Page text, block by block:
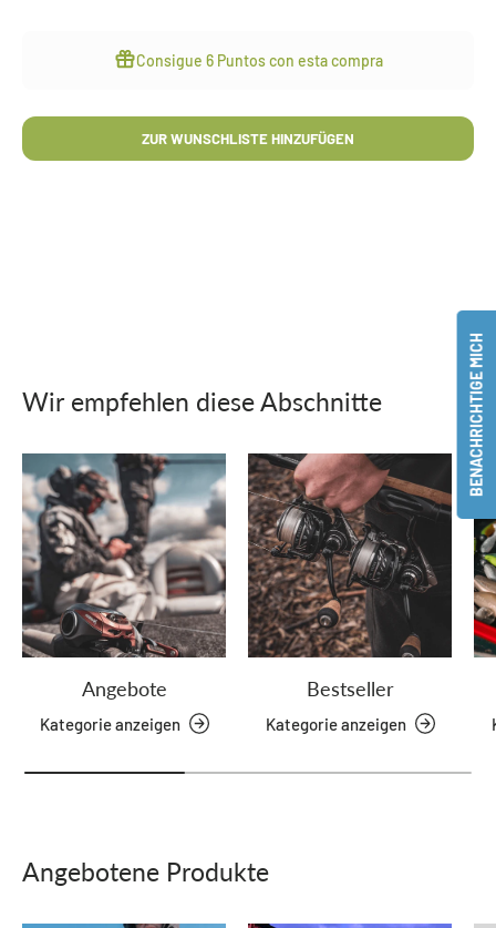
Consigue 6 Puntoscon esta compra
ZUR WUNSCHLISTE HINZUFÜGEN
Wir empfehlen diese Abschnitte
Angebote
Kategorie anzeigen
Bestseller
Kategorie anzeigen
Angebotene Produkte
BENACHRICHTIGE MICH